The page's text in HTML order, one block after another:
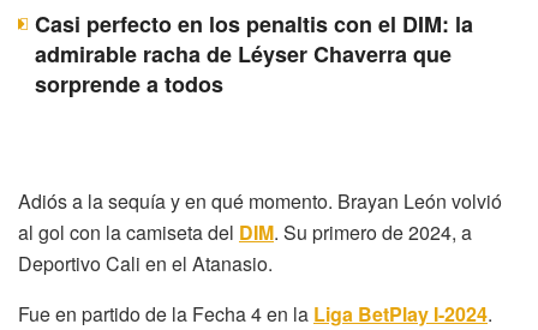
Casi perfecto en los penaltis con el DIM: la
admirable racha de Léyser Chaverra que
sorprende a todos
Adiós a la sequía y en qué momento. Brayan León volvió
al gol con la camiseta del DIM. Su primero de 2024, a
Deportivo Cali en el Atanasio.
Fue en partido de la Fecha 4 en la Liga BetPlay I-2024.